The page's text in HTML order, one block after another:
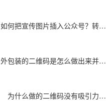
如何把宣传图片插入公众号？转为
外包装的二维码是怎么做出来并印
为什么做的二维码没有吸引力，